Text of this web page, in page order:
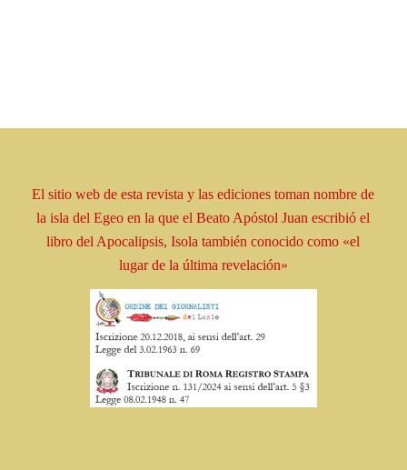
El sitio web de esta revista y las ediciones tomannombrede
la isla del Egeo en la que el Beato ApóstolJuan escribió el
librodel Apocalipsis, Isolatambién conocido como «el
lugar de la última revelación»